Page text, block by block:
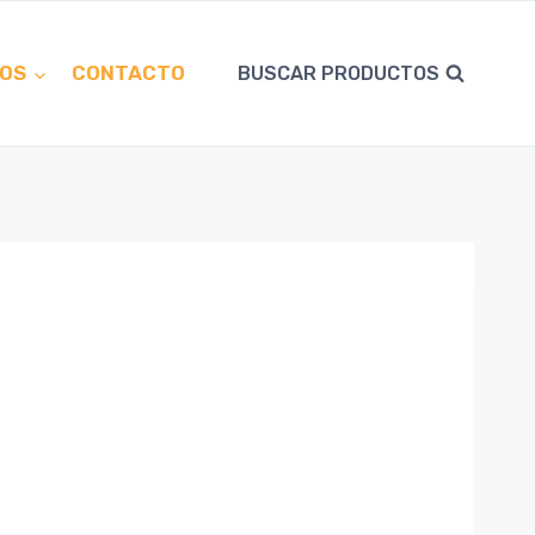
CONTACTO BUSCAR PRODUCTOS